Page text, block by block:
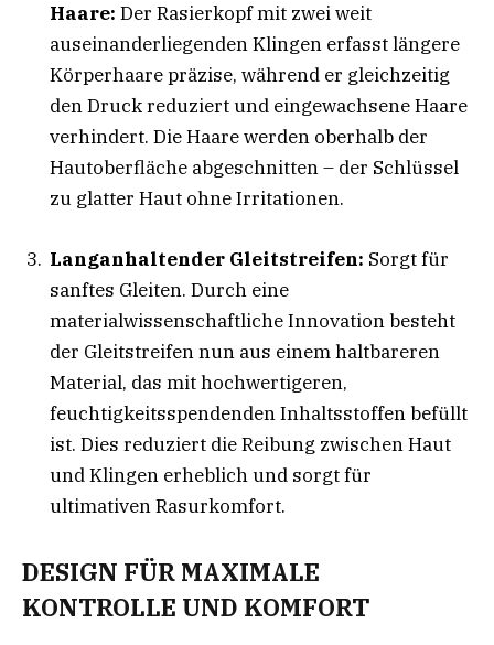
Haare: Der Rasierkopf mit zwei weit
auseinanderliegenden Klingen erfasst längere
Körperhaare präzise, während er gleichzeitig
den Druck reduziert und eingewachsene Haare
verhindert. Die Haare werden oberhalb der
Hautoberfläche abgeschnitten – der Schlüssel
zu glatter Haut ohne Irritationen.
Langanhaltender Gleitstreifen: Sorgt für
sanftes Gleiten. Durch eine
materialwissenschaftliche Innovation besteht
der Gleitstreifen nun aus einem haltbareren
Material, das mit hochwertigeren,
feuchtigkeitsspendenden Inhaltsstoffen befüllt
ist. Dies reduziert die Reibung zwischen Haut
und Klingen erheblich und sorgt für
ultimativen Rasurkomfort.
DESIGN FÜR MAXIMALE
KONTROLLE UND KOMFORT